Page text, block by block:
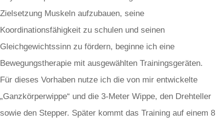
Zielsetzung Muskeln aufzubauen, seine
Koordinationsfähigkeit zu schulen und seinen
Gleichgewichtssinn zu fördern, beginne ich eine
Bewegungstherapie mit ausgewählten Trainingsgeräten.
Für dieses Vorhaben nutze ich die von mir entwickelte
„Ganzkörperwippe“ und die 3-Meter Wippe, den Drehteller
sowie den Stepper. Später kommt das Training auf einem 8